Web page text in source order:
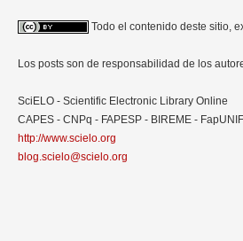
Todo el contenido deste sitio,
Los posts son de responsabilidad de los
SciELO - Scientific Electronic Library Online
CAPES - CNPq - FAPESP - BIREME -
http://www.scielo.org
blog.scielo@scielo.org